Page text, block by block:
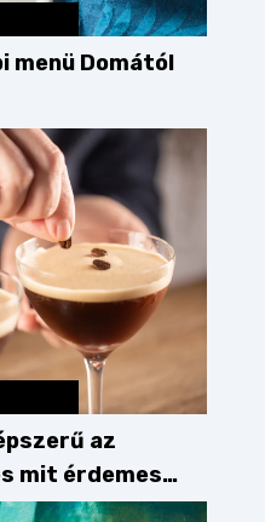
menü Domától
az
mit érdemes